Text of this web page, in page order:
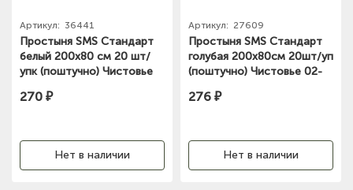
Артикул: 36441
Простыня SMS Стандарт
белый 200х80 см 20 шт/
упк (поштучно) Чистовье
270 ₽
Нет в наличии
Артикул: 27609
Простыня SMS Стандарт
голубая 200х80см 20шт/уп
(поштучно) Чистовье 02-
276 ₽
Нет в наличии